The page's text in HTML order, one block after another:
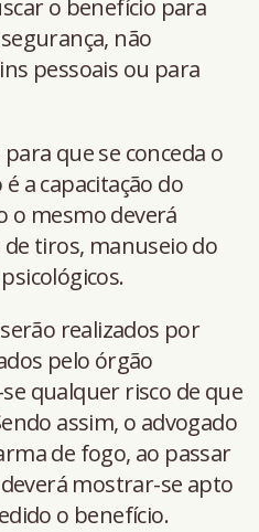
o benefício para
não
pessoais ou para
que se conceda o
a capacitação do
o mesmo deverá
tiros, manuseio do
realizados por
pelo órgão
qualquer risco de que
assim, o advogado
de fogo, ao passar
mostrar-se apto
o benefício.